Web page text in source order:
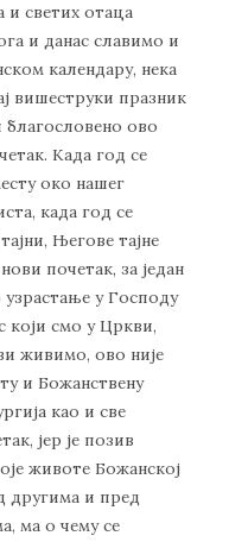
и светих отаца
и данас славимо и
календару, нека
вишеструки празник
благословено ово
Када год се
око нашег
када год се
Његове тајне
почетак, за један
у Господу
који смо у Цркви,
живимо, ово није
и Божанствену
као и све
јер је позив
животе Божанској
другима и пред
ма о чему се